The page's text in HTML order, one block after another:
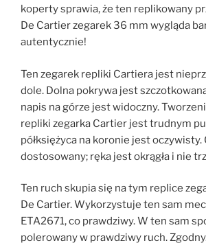
koperty sprawia, że ​​ten replikowany
De Cartier zegarek 36 mm wygląda
autentycznie!
Ten zegarek repliki Cartiera jest
dole. Dolna pokrywa jest
napis na górze jest widoczny.
repliki zegarka Cartier jest trudnym
półksiężyca na koronie jest
dostosowany; ręka jest okrągła i nie
Ten ruch skupia się na tym replice
De Cartier. Wykorzystuje ten sam
ETA2671, co prawdziwy. W ten sam
polerowany w prawdziwy ruch.